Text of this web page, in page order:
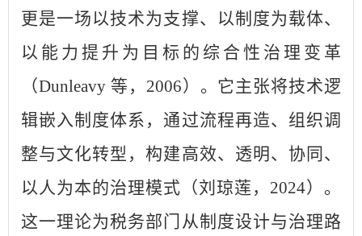
更是一场以技术为支撑、以制度为载体、
以能力提升为目标的综合性治理变革
（Dunleavy 等，2006）。它主张将技术逻
辑嵌入制度体系，通过流程再造、组织调
整与文化转型，构建高效、透明、协同、
以人为本的治理模式（刘琼莲，2024）。
这一理论为税务部门从制度设计与治理路